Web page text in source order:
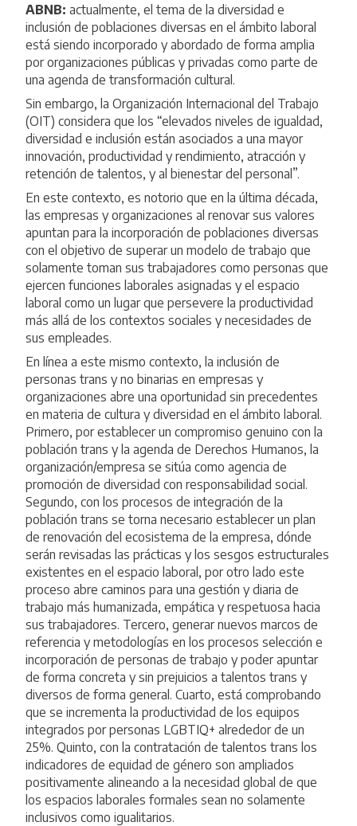
ABNB: actualmente, el tema de la diversidad e
inclusión de poblaciones diversas en el ámbito laboral
está siendo incorporado y abordado de forma amplia
por organizaciones públicas y privadas como parte de
una agenda de transformación cultural.
Sin embargo, la Organización Internacional del Trabajo
(OIT) considera que los “elevados niveles de igualdad,
diversidad e inclusión están asociados a una mayor
innovación, productividad y rendimiento, atracción y
retención de talentos, y al bienestar del personal”.
En este contexto, es notorio que en la última década,
las empresas y organizaciones al renovar sus valores
apuntan para la incorporación de poblaciones diversas
con el objetivo de superar un modelo de trabajo que
solamente toman sus trabajadores como personas que
ejercen funciones laborales asignadas y el espacio
laboral como un lugar que persevere la productividad
más allá de los contextos sociales y necesidades de
sus empleades.
En línea a este mismo contexto, la inclusión de
personas trans y no binarias en empresas y
organizaciones abre una oportunidad sin precedentes
en materia de cultura y diversidad en el ámbito laboral.
Primero, por establecer un compromiso genuino con la
población trans y la agenda de Derechos Humanos, la
organización/empresa se sitúa como agencia de
promoción de diversidad con responsabilidad social.
Segundo, con los procesos de integración de la
población trans se torna necesario establecer un plan
de renovación del ecosistema de la empresa, dónde
serán revisadas las prácticas y los sesgos estructurales
existentes en el espacio laboral, por otro lado este
proceso abre caminos para una gestión y diaria de
trabajo más humanizada, empática y respetuosa hacia
sus trabajadores. Tercero, generar nuevos marcos de
referencia y metodologías en los procesos selección e
incorporación de personas de trabajo y poder apuntar
de forma concreta y sin prejuicios a talentos trans y
diversos de forma general. Cuarto, está comprobando
que se incrementa la productividad de los equipos
integrados por personas LGBTIQ+ alrededor de un
25%. Quinto, con la contratación de talentos trans los
indicadores de equidad de género son ampliados
positivamente alineando a la necesidad global de que
los espacios laborales formales sean no solamente
inclusivos como igualitarios.